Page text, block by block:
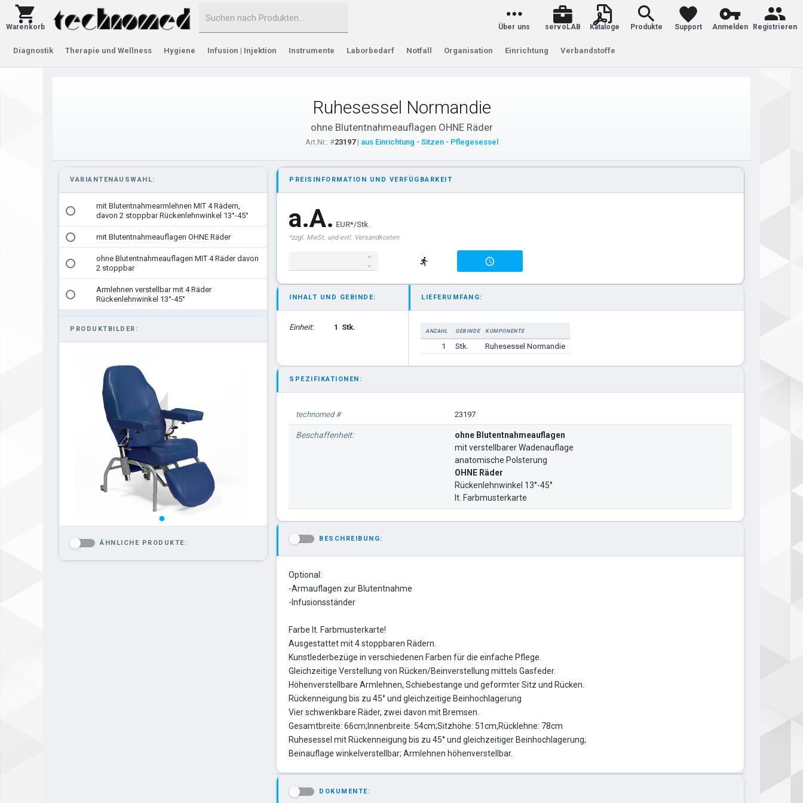
Warenkorb Über uns servoLAB Kataloge Produkte Support Anmelden Registrieren
Diagnostik Therapie und Wellness Hygiene Infusion | Injektion Instrumente Laborbedarf Notfall Organisation Einrichtung Verbandstoffe
Ruhesessel Normandie
ohne Blutentnahmeauflagen OHNE Räder
Art.Nr.: #23197| aus Einrichtung - Sitzen - Pflegesessel
VARIANTENAUSWAHL:
mit Blutentnahmearmlehnen MIT 4 Rädern,
davon 2 stoppbar Rückenlehnwinkel 13°-45°
mit Blutentnahmeauflagen OHNE Räder
ohne Blutentnahmeauflagen MIT 4 Räder davon
2 stoppbar
Armlehnen verstellbar mit 4 Räder
Rückenlehnwinkel 13°-45°
PRODUKTBILDER:
ÄHNLICHE PRODUKTE:
PREISINFORMATION UND VERFÜGBARKEIT
a.A. EUR*/Stk.
*zzgl. MwSt. und evtl. Versandkosten
INHALT UND GEBINDE:
Einheit: 1 Stk.
LIEFERUMFANG:
ANZAHL GEBINDE KOMPONENTE
1
Stk. Ruhesessel Normandie
SPEZIFIKATIONEN:
technomed # 23197
Beschaffenheit:
ohne Blutentnahmeauflagen
mit verstellbarer Wadenauflage
anatomische Polsterung
OHNE Räder
Rückenlehnwinkel 13°-45°
lt. Farbmusterkarte
BESCHREIBUNG:
Optional:
-Armauflagen zur Blutentnahme
-Infusionsständer
Farbe lt. Farbmusterkarte!
Ausgestattet mit 4 stoppbaren Rädern.
Kunstlederbezüge in verschiedenen Farben für die einfache Pflege.
Gleichzeitige Verstellung von Rücken/Beinverstellung mittels Gasfeder.
Höhenverstellbare Armlehnen, Schiebestange und geformter Sitz und Rücken.
Rückenneigung bis zu 45° und gleichzeitige Beinhochlagerung
Vier schwenkbare Räder, zwei davon mit Bremsen.
Gesamtbreite: 66cm;Innenbreite: 54cm;Sitzhöhe: 51cm,Rücklehne: 78cm
Ruhesessel mit Rückenneigung bis zu 45° und gleichzeitiger Beinhochlagerung;
Beinauflage winkelverstellbar; Armlehnen höhenverstellbar.
DOKUMENTE: